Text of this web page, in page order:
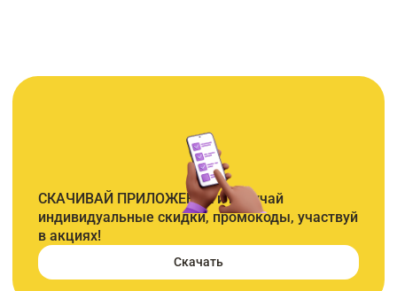
СКАЧИВАЙ ПРИЛОЖЕНИЕ и получай
индивидуальные скидки, промокоды, участвуй
в акциях!
Скачать